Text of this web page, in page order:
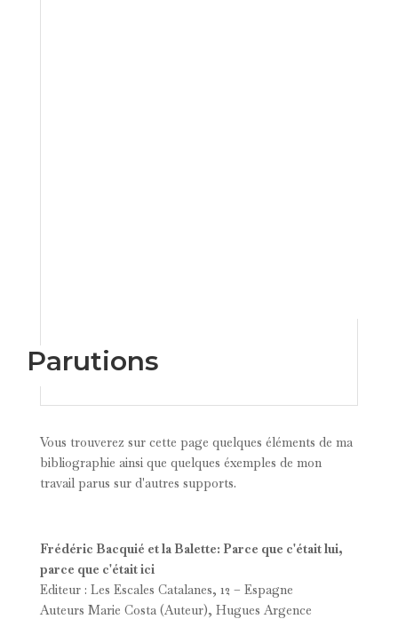
Parutions
Vous trouverez sur cette page quelques éléments de ma
bibliographie ainsi que quelques éxemples de mon
travail parus sur d'autres supports.
Frédéric Bacquié et la Balette: Parce que c'était lui,
parce que c'était ici
Editeur : Les Escales Catalanes, 12 – Espagne
Auteurs Marie Costa (Auteur), Hugues Argence